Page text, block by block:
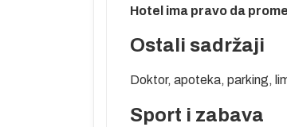
Hotel ima pravo da
Ostali sadržaji
Doktor, apoteka, parking,
Sport i zabava